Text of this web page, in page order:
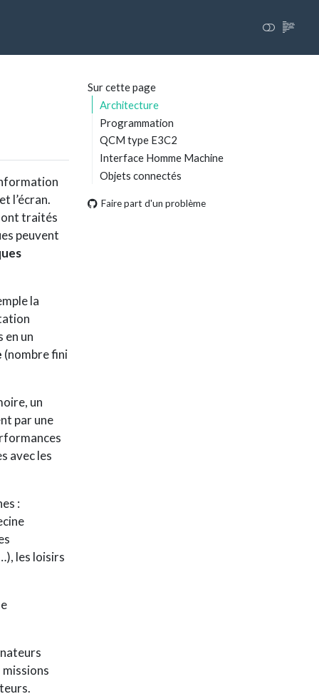
Sur cette page
Architecture
Programmation
QCM type E3C2
Interface Homme Machine
Objets connectés
Faire part d'un problème
l’écran.
traités
peuvent
la
un
(nombre fini
un
par une
avec les
:
les loisirs